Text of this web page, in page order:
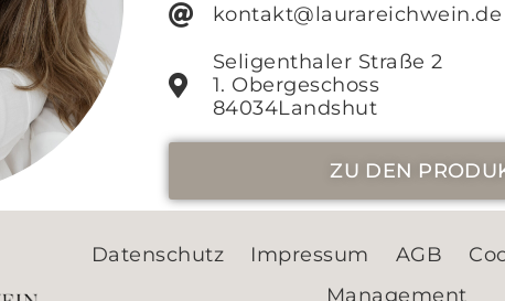
kontakt@laurareichwein.de
Seligenthaler Straße 2
1. Obergeschoss
84034Landshut
ZU DEN
Datenschutz Impressum AGB
Management